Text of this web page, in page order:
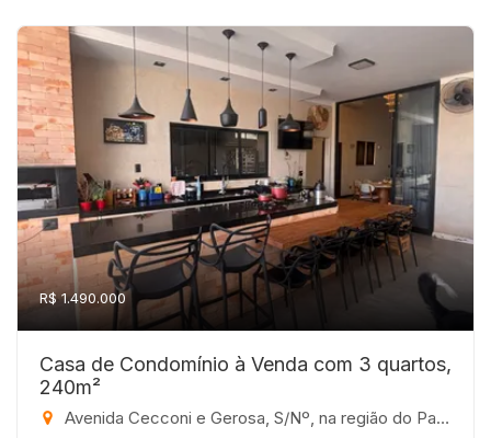
R$ 1.490.000
Casa de Condomínio à Venda com 3 quartos,
240m²
Avenida Cecconi e Gerosa, S/Nº, na região do Parque Dama/Represa Municipal, São José do Rio Preto - SP, CEP: 15062-220, 980 - Condomínio Recanto do Lago, São José do Rio Preto-SP